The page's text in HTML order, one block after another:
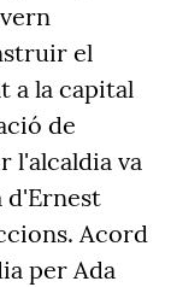
el
a la capital
de
l'alcaldia va
d'Ernest
Acord
per Ada